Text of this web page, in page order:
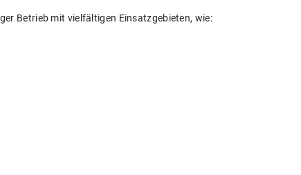
Betrieb mit vielfältigen Einsatzgebieten, wie: